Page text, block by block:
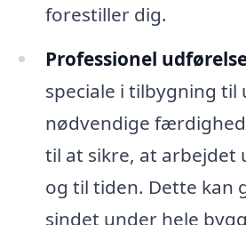
forestiller dig.
Professionel
speciale i tilbygning til
nødvendige
til at sikre, at arbejdet
og til tiden. Dette kan
sindet under hele